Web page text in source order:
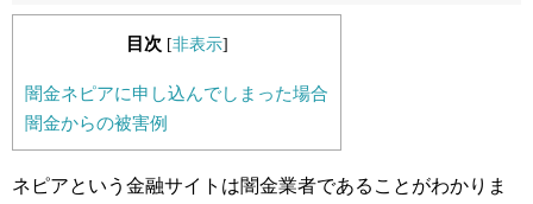
目次 [非表示]
闇金ネピアに申し込んでしまった場合
闇金からの被害例
ネピアという金融サイトは闇金業者であることがわかりま